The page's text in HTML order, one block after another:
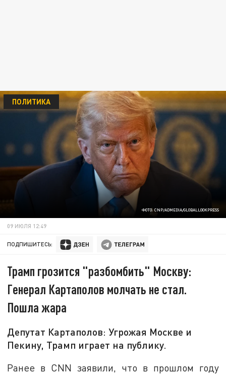
ФОТО: CNP/ADMEDIA/GLOBALLOOKPRESS
ПОЛИТИКА
09 ИЮЛЯ 12:49
ПОДПИШИТЕСЬ:
Трамп грозится "разбомбить" Москву:
Генерал Картаполов молчать не стал.
Пошла жара
Депутат Картаполов: Угрожая Москве и
Пекину, Трамп играет на публику.
Ранее в CNN заявили, что в прошлом году